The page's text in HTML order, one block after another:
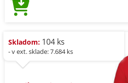
Skladom: 104 ks
- v ext. sklade: 7.684 ks